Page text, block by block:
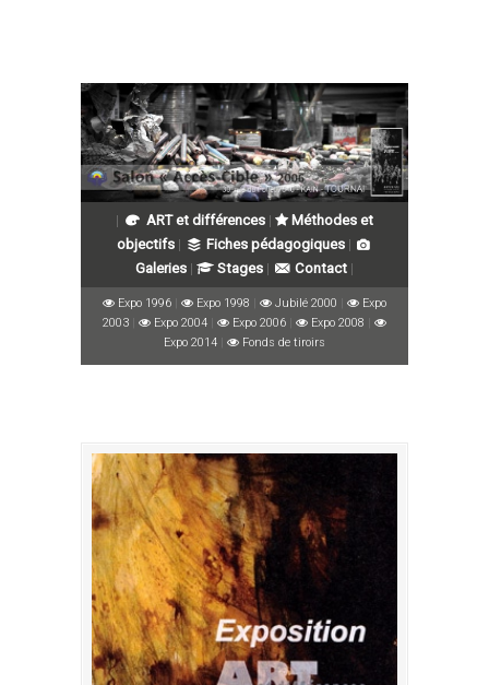
| ART et différences|
Méthodes et
objectifs | Fiches pédagogiques|
Galeries| Stages| Contact |
Expo 1996 Expo 1998 Jubilé 2000
Expo
2003
Expo 2004 Expo 2006 Expo 2008
Expo 2014
Fonds de tiroirs